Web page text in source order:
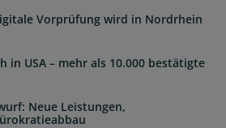
Vorprüfung wird in Nordrhein
in USA – mehr als 10.000 bestätigte
Neue Leistungen,